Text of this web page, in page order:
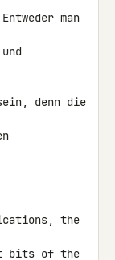
man
denn die
bits of the